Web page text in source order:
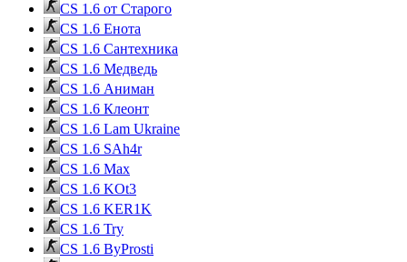
CS 1.6 от Cтарого
CS 1.6 Енота
CS 1.6 Сантехника
CS 1.6 Медведь
CS 1.6 Аниман
CS 1.6 Клеонт
CS 1.6 Lam Ukraine
CS 1.6 SAh4r
CS 1.6 Max
CS 1.6 KOt3
CS 1.6 KER1K
CS 1.6 Try
CS 1.6 ByProsti